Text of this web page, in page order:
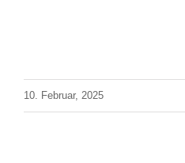
10. Februar, 2025